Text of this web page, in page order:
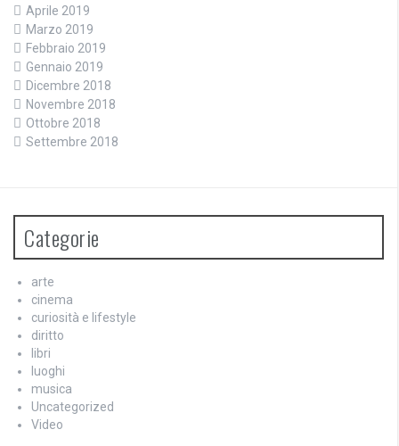
Aprile 2019
Marzo 2019
Febbraio 2019
Gennaio 2019
Dicembre 2018
Novembre 2018
Ottobre 2018
Settembre 2018
Categorie
arte
cinema
curiosità e lifestyle
diritto
libri
luoghi
musica
Uncategorized
Video